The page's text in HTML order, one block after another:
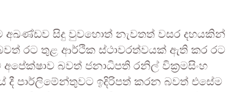
අඛණ්ඩව සිදු වුවහොත් නැවතත් වසර දහයකින්
රට තුළ ආර්ථික ස්ථාවරත්වයක් ඇති කර රට
බවත් ජනාධිපති රනිල් වික්‍රමසිංහ
දී පාර්ලිමේන්තුවට ඉදිරිපත් කරන බවත් එසේම